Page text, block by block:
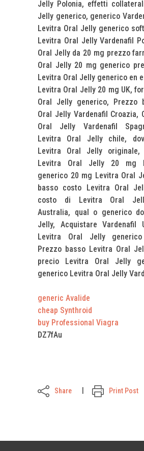
Jelly Polonia, effetti
Jelly generico, generico
Levitra Oral Jelly generico
Levitra Oral Jelly Vardenafil
Oral Jelly da 20 mg prezzo
Oral Jelly 20 mg generico
Levitra Oral Jelly generico en
Levitra Oral Jelly 20 mg UK,
Oral Jelly generico, Prezzo
Oral Jelly Vardenafil Croazia,
Oral Jelly Vardenafil
Levitra Oral Jelly chile,
Levitra Oral Jelly originale,
Levitra Oral Jelly 20 mg
generico 20 mg Levitra Oral
basso costo Levitra Oral
costo di Levitra Oral
Australia, qual o generico
Jelly, Acquistare Vardenafil
Levitra Oral Jelly
Prezzo basso Levitra Oral
precio Levitra Oral Jelly
generico Levitra Oral Jelly
generic Avalide
cheap Synthroid
buy Professional Viagra
DZ7fAu
Share Print Post